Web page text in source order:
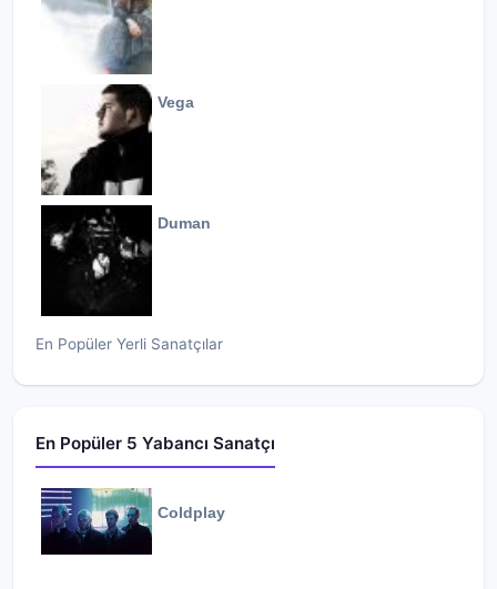
Vega
Duman
En Popüler Yerli Sanatçılar
En Popüler 5 Yabancı Sanatçı
Coldplay